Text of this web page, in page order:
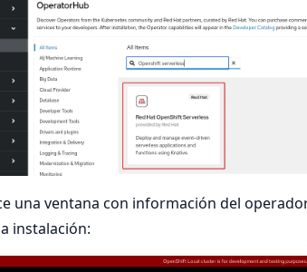
una ventana con información del
instalación: